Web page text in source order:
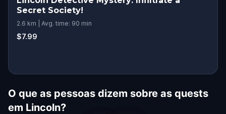
Secret Society!
2.6 km | Avg. time: 90 min
$7.99
O que as pessoas dizem sobre as quests
em Lincoln?